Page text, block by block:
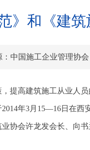
》和《建
中国施工企业管理协
提高建筑施工从业人
年3月15—16日在
协会许龙发会长、向